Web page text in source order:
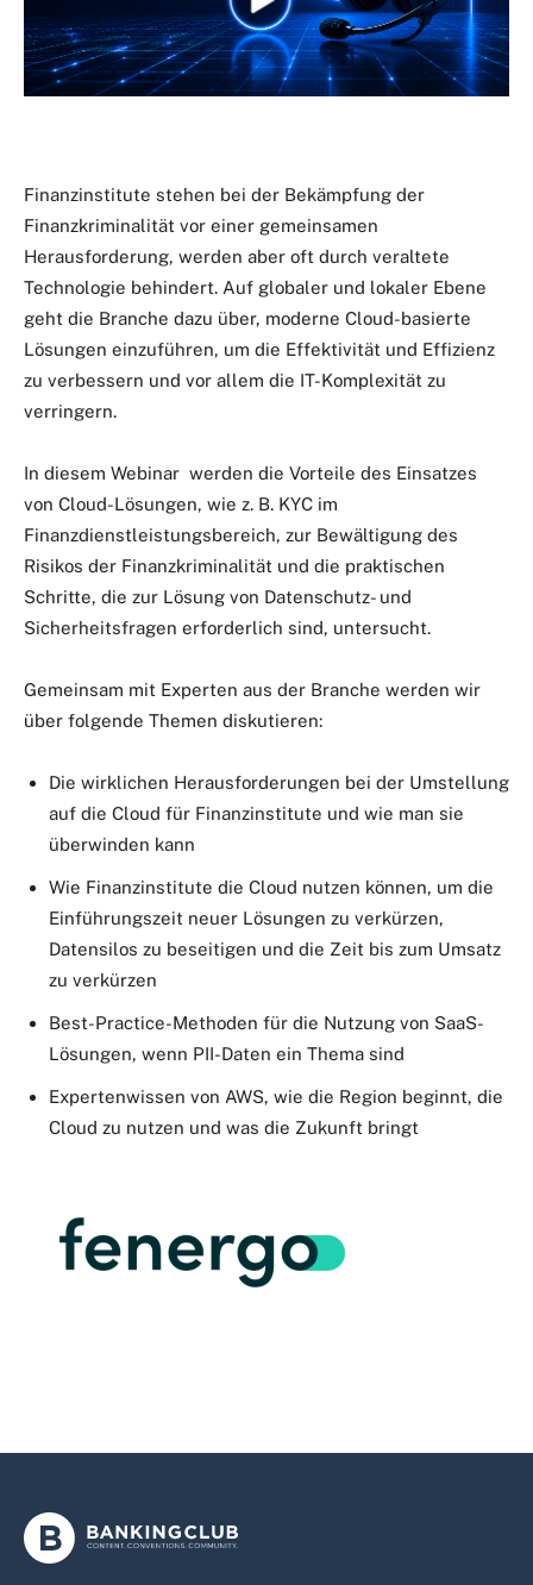
Finanzinstitute stehen bei der Bekämpfung der
Finanzkriminalität vor einer gemeinsamen
Herausforderung, werden aber oft durch veraltete
Technologie behindert. Auf globaler und lokaler Ebene
geht die Branche dazu über, moderne Cloud-basierte
Lösungen einzuführen, um die Effektivität und Effizienz
zu verbessern und vor allem die IT-Komplexität zu
verringern.
In diesem Webinar werden die Vorteile des Einsatzes
von Cloud-Lösungen, wie z. B. KYC im
Finanzdienstleistungsbereich, zur Bewältigung des
Risikos der Finanzkriminalität und die praktischen
Schritte, die zur Lösung von Datenschutz- und
Sicherheitsfragen erforderlich sind, untersucht.
Gemeinsam mit Experten aus der Branche werden wir
über folgende Themen diskutieren:
Die wirklichen Herausforderungen bei der Umstellung
auf die Cloud für Finanzinstitute und wie man sie
überwinden kann
Wie Finanzinstitute die Cloud nutzen können, um die
Einführungszeit neuer Lösungen zu verkürzen,
Datensilos zu beseitigen und die Zeit bis zum Umsatz
zu verkürzen
Best-Practice-Methoden für die Nutzung von SaaS-
Lösungen, wenn PII-Daten ein Thema sind
Expertenwissen von AWS, wie die Region beginnt, die
Cloud zu nutzen und was die Zukunft bringt